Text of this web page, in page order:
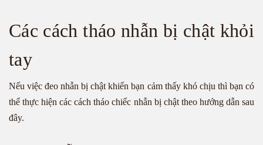
Các cách tháo nhẫn bị chật khỏi
tay
Nếu việc đeo nhẫn bị chật khiến bạn cảm thấy khó chịu thì bạn có
thể thực hiện các cách tháo chiếc nhẫn bị chật theo hướng dẫn sau
đây.